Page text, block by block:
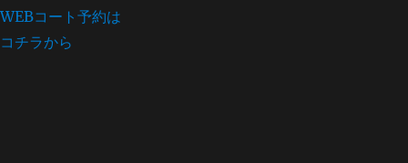
WEBコート予約は
コチラから